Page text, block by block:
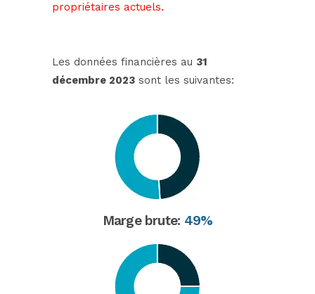
propriétaires actuels.
Les données financières au 31
décembre 2023 sont les suivantes:
Marge brute: 49%